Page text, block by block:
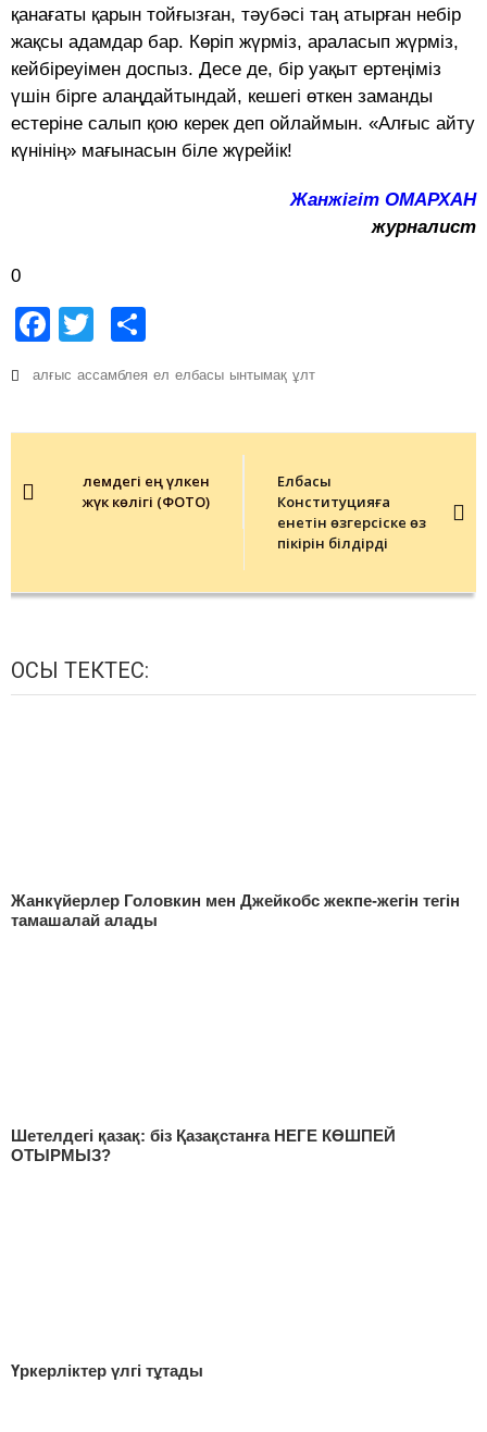
қанағаты қарын тойғызған, тәубәсі таң атырған небір
жақсы адамдар бар. Көріп жүрміз, араласып жүрміз,
кейбіреуімен доспыз. Десе де, бір уақыт ертеңіміз
үшін бірге алаңдайтындай, кешегі өткен заманды
естеріне салып қою керек деп ойлаймын. «Алғыс айту
күнінің» мағынасын біле жүрейік!
Жанжігіт ОМАРХАН
журналист
0
Facebook
Twitter
алғыс ассамблея ел елбасы ынтымақ ұлт
Әлемдегі ең үлкен
жүк көлігі (ФОТО)
Елбасы
Конституцияға
енетін өзгерсіске өз
пікірін білдірді
ОСЫ ТЕКТЕС:
Жанкүйерлер Головкин мен Джейкобс жекпе-жегін тегін
тамашалай алады
Шетелдегі қазақ: біз Қазақстанға НЕГЕ КӨШПЕЙ
ОТЫРМЫЗ?
Үркерліктер үлгі тұтады